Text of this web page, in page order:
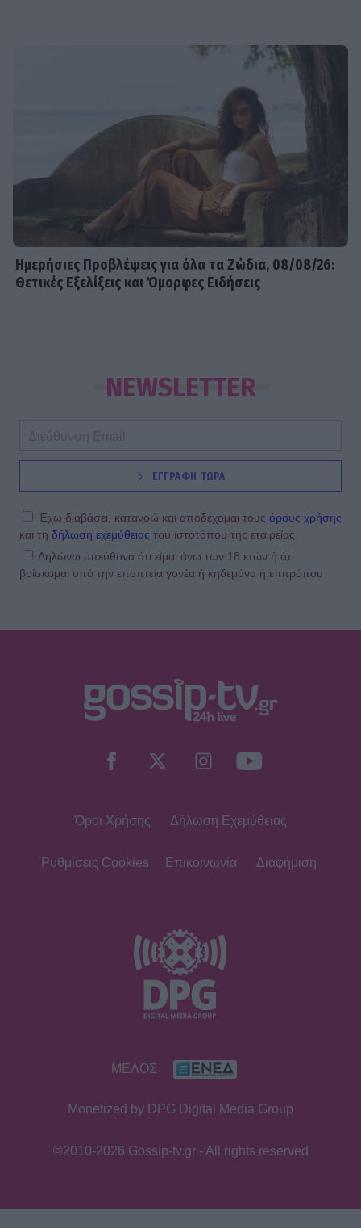
Ημερήσιες Προβλέψεις για όλα τα Ζώδια, 08/08/26:
Θετικές Εξελίξεις και Όμορφες Ειδήσεις
NEWSLETTER
ΕΓΓΡΑΦΗ ΤΩΡΑ
Έχω διαβάσει, κατανοώ και αποδέχομαι τους όρους χρήσης
και τη δήλωση εχεμύθειας του ιστοτόπου της εταιρείας
Δηλώνω υπεύθυνα ότι είμαι άνω των 18 ετών ή ότι
βρίσκομαι υπό την εποπτεία γονέα ή κηδεμόνα ή επιτρόπου
Όροι Χρήσης Δήλωση Εχεμύθειας
Ρυθμίσεις Cookies Επικοινωνία Διαφήμιση
ΜΕΛΟΣ
Monetized by DPG Digital Media Group
©2010-2026 Gossip-tv.gr - All rights reserved